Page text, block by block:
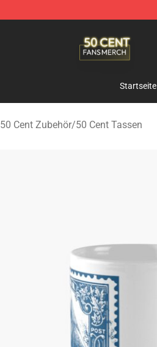
Startseite
50 Cent Zubehör/50 Cent Tassen